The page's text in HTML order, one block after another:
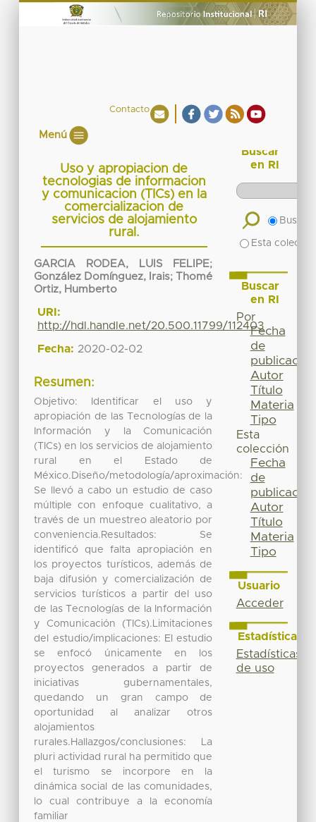
Contacto
Menú
Uso y apropiacion de
tecnologias de informacion
y comunicacion (TICs) en la
comercializacion de
servicios de alojamiento
rural.
GARCIA RODEA, LUIS FELIPE;
González Domínguez, Irais;
Thomé
Ortiz, Humberto
URI:
http://hdl.handle.net/20.500.11799/112403
Fecha: 2020-02-02
Resumen:
Objetivo: Identificar el uso y
apropiación de las Tecnologías de la
Información y la Comunicación
(TICs) en los servicios de alojamiento
rural en el Estado de
México.Diseño/metodología/aproximación:
Se llevó a cabo un estudio de caso
múltiple con enfoque cualitativo, a
través de un muestreo aleatorio por
conveniencia.Resultados: Se
identificó que falta apropiación en
los proyectos turísticos, además de
baja difusión y comercialización de
servicios turísticos a partir del uso
de las Tecnologías de la Información
y Comunicación (TICs).Limitaciones
del estudio/implicaciones: El estudio
se enfocó únicamente en los
proyectos generados a partir de
iniciativas gubernamentales,
quedando un gran campo de
oportunidad al analizar otros
alojamientos
rurales.Hallazgos/conclusiones: La
pluri actividad rural ha permitido que
el turismo se incorpore en la
dinámica social de las comunidades,
lo cual contribuye a la economía
familiar
Buscar
en RI
Buscar
Esta
Buscar
en RI
Por
Fecha
de
publicación
Autor
Título
Materia
Tipo
Esta
colección
Fecha
de
publicación
Autor
Título
Materia
Tipo
Usuario
Acceder
Estadísticas
Estadísticas
de uso